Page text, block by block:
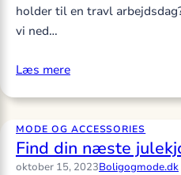
holder til en travl
vi ned…
Læs mere
MODE OG ACCESSORIES
Find din næste
oktober 15, 2023Boligogmode.dk